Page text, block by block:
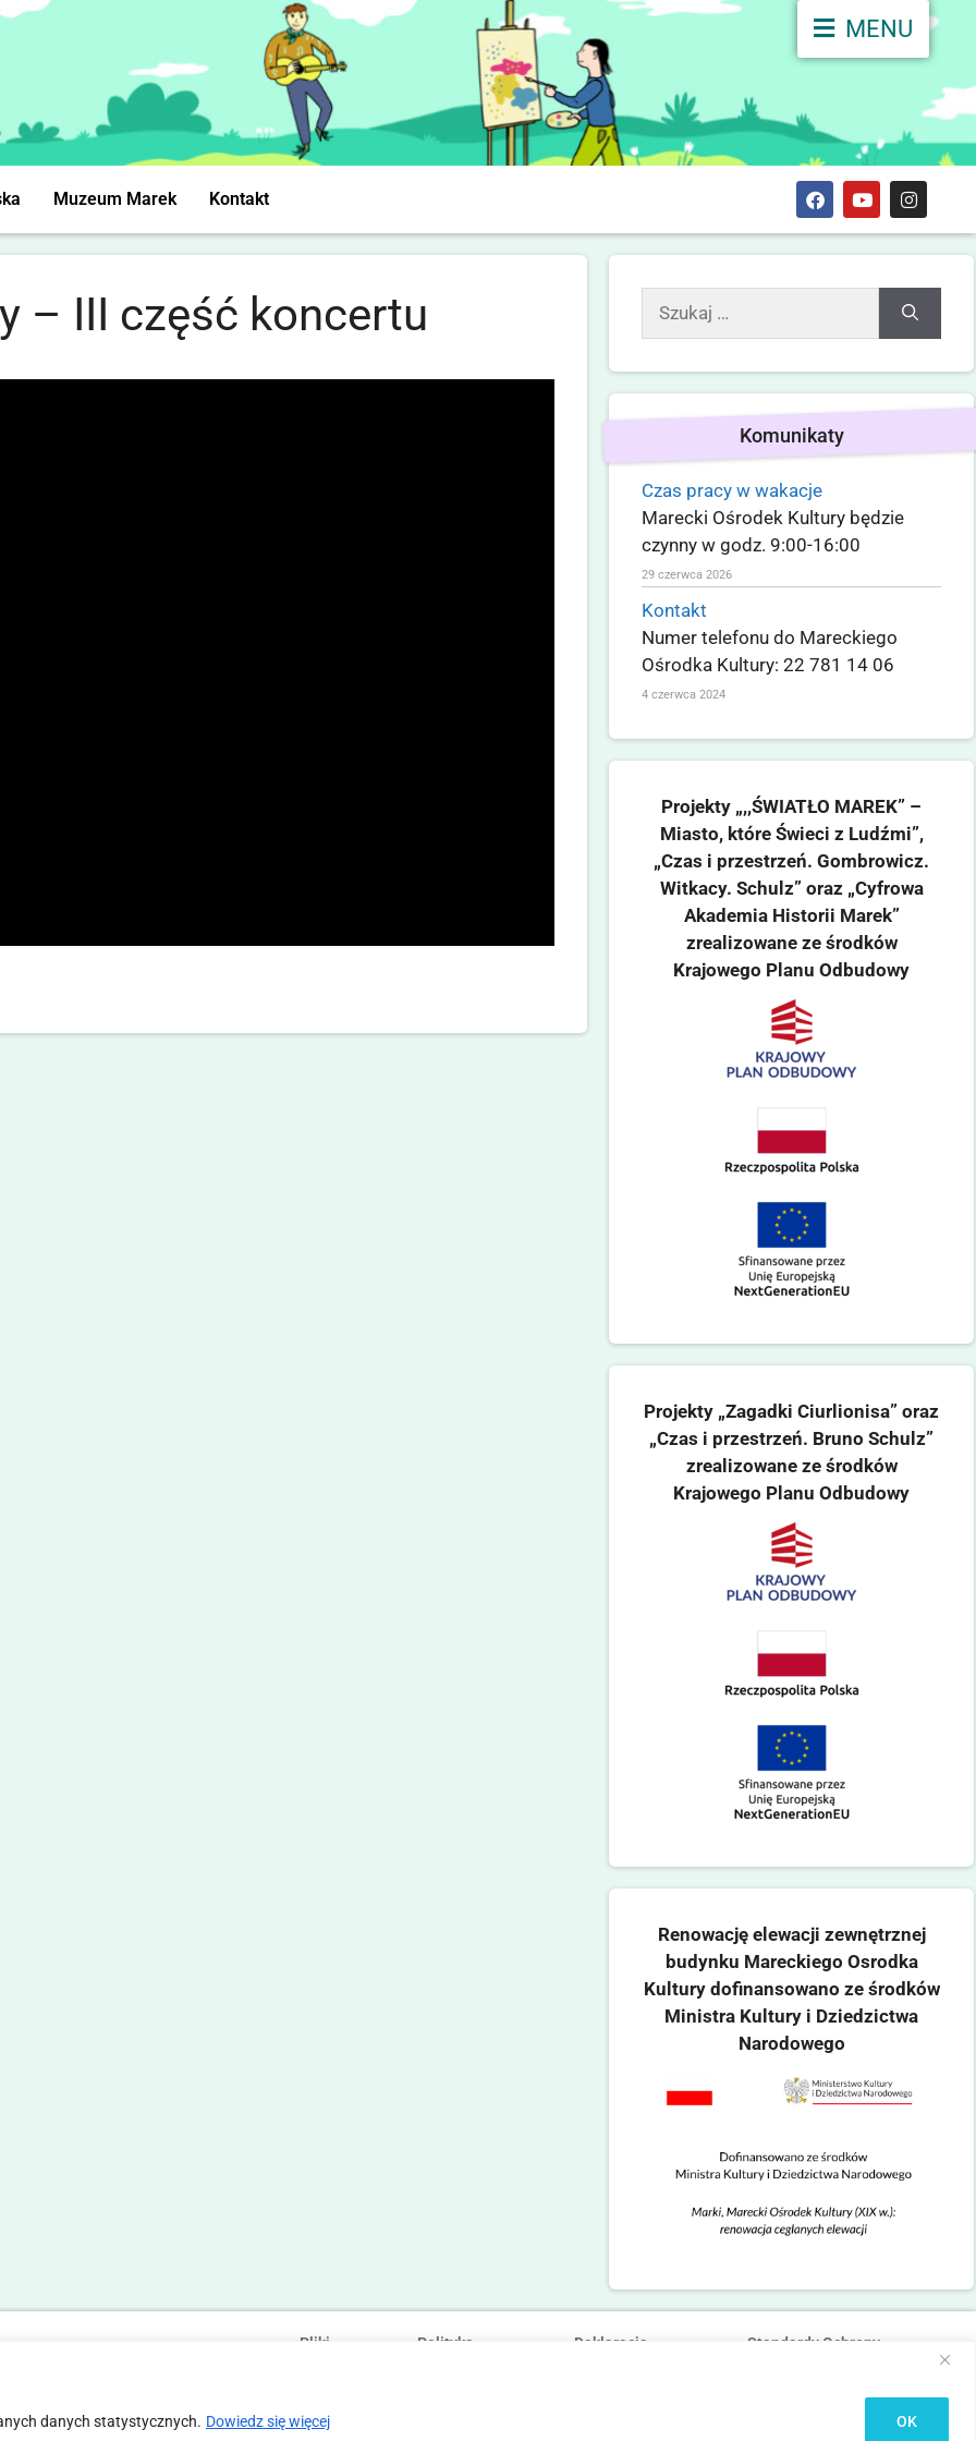
danych statystycznych. Dowiedz się więcej OK
MENU
Muzeum Marek Kontakt
– III część koncertu
Komunikaty
Czas pracy w wakacje
Marecki Ośrodek Kultury będzie
czynny w godz. 9:00-16:00
29 czerwca 2026
Kontakt
Numer telefonu do Mareckiego
Ośrodka Kultury: 22 781 14 06
4 czerwca 2024
Projekty „,,ŚWIATŁO MAREK” –
Miasto, które Świeci z Ludźmi”,
„Czas i przestrzeń. Gombrowicz.
Witkacy. Schulz” oraz „Cyfrowa
Akademia Historii Marek”
zrealizowane ze środków
Krajowego Planu Odbudowy
Projekty „Zagadki Ciurlionisa” oraz
„Czas i przestrzeń. Bruno Schulz”
zrealizowane ze środków
Krajowego Planu Odbudowy
Renowację elewacji zewnętrznej
budynku Mareckiego Osrodka
Kultury dofinansowano ze środków
Ministra Kultury i Dziedzictwa
Narodowego
Pliki
Polityka
Deklaracja
Standardy Ochrony